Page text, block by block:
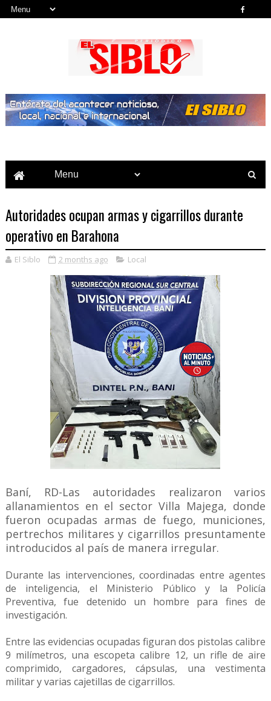
Autoridades ocupan armas y cigarrillos durante
operativo en Barahona
El Siblo 2 months ago Local
Baní, RD-Las autoridades realizaron varios
allanamientos en el sector Villa Majega, donde
fueron ocupadas armas de fuego, municiones,
pertrechos militares y cigarrillos presuntamente
introducidos al país de manera irregular.
Durante las intervenciones, coordinadas entre agentes
de inteligencia, el Ministerio Público y la Policía
Preventiva, fue detenido un hombre para fines de
investigación.
Entre las evidencias ocupadas figuran dos pistolas calibre
9 milímetros, una escopeta calibre 12, un rifle de aire
comprimido, cargadores, cápsulas, una vestimenta
militar y varias cajetillas de cigarrillos.